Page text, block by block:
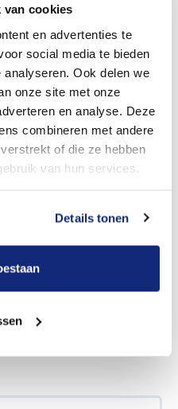
van cookies
en advertenties te
social media te bieden
Ook delen we
onze site met onze
en analyse. Deze
combineren met andere
of die ze hebben
van hun services.
Details tonen